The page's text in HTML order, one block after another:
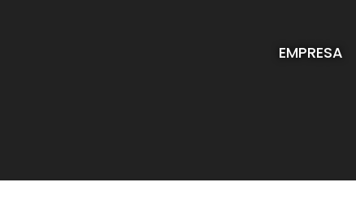
EMPRESA